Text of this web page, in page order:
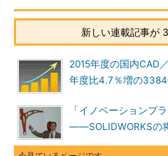
新しい連載記事が
2015年度の国内CAD
年度比4.7％増の3384
「イノベーションプ
――SOLIDWORKSの